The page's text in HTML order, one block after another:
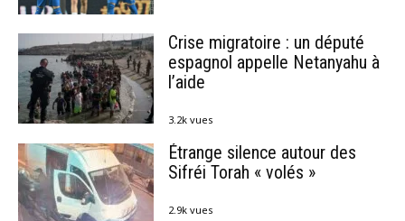
Crise migratoire : un député
espagnol appelle Netanyahu à
l’aide
3.2k vues
Étrange silence autour des
Sifréi Torah « volés »
2.9k vues